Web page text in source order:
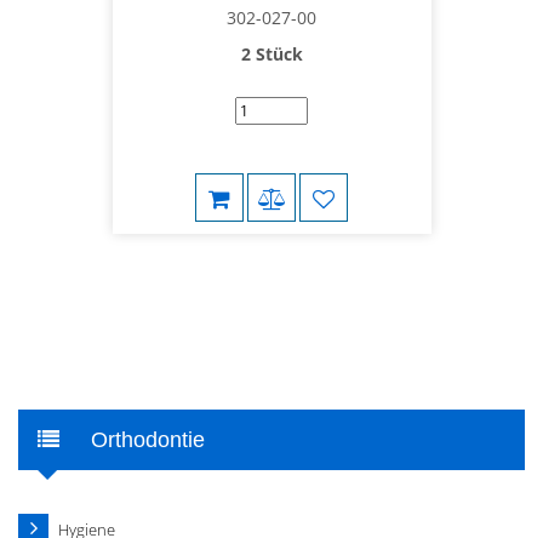
302-027-00
2 Stück
Orthodontie
Hygiene